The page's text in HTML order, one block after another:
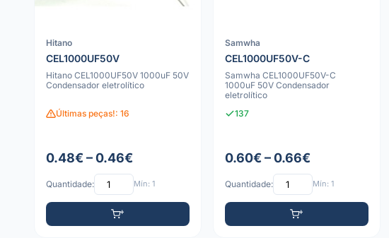
Hitano
CEL1000UF50V
Hitano CEL1000UF50V 1000uF 50V
Condensador eletrolítico
Últimas peças!: 16
0.48€ – 0.46€
Quantidade: Mín: 1
Samwha
CEL1000UF50V-C
Samwha CEL1000UF50V-C
1000uF 50V Condensador
eletrolítico
137
0.60€ – 0.66€
Quantidade: Mín: 1